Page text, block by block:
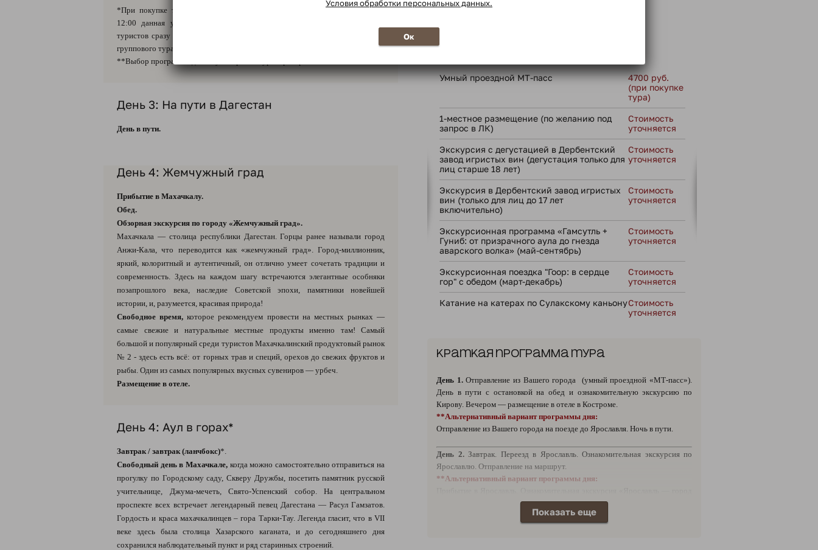
*При покупке туров от «Медвежий тракт», стартующих из Ярославля в
12:00 данная услуга не предоставляется. После прибытия в Ярославль
туристов сразу подвозят к основному автобусу, следующему по маршруту
группового тура.
**Выбор программы дня на усмотрение Туроператора.
День 3: На пути в Дагестан
День в пути.
День 4: Жемчужный град
Прибытие в Махачкалу.
Обед.
Обзорная экскурсия по городу «Жемчужный град».
Махачкала — столица республики Дагестан. Горцы ранее называли город
Анжи-Кала, что переводится как «жемчужный град». Город-миллионник,
яркий, колоритный и аутентичный, он отлично умеет сочетать традиции и
современность. Здесь на каждом шагу встречаются элегантные особняки
позапрошлого века, наследие Советской эпохи, памятники новейшей
истории, и, разумеется, красивая природа!
Свободное время, которое рекомендуем провести на местных рынках —
самые свежие и натуральные местные продукты именно там! Самый
большой и популярный среди туристов Махачкалинский продуктовый рынок
№ 2 - здесь есть всё: от горных трав и специй, орехов до свежих фруктов и
рыбы. Один из самых популярных вкусных сувениров — урбеч.
Размещение в отеле.
День 4: Аул в горах*
Завтрак / завтрак (ланчбокс)*.
Свободный день в Махачкале,когда можно самостоятельно отправиться на
прогулку по Городскому саду, Скверу Дружбы, посетить памятник русской
учительнице, Джума-мечеть, Свято-Успенский собор. На центральном
проспекте всех встречает легендарный певец Дагестана — Расул Гамзатов.
Гордость и краса махачкалинцев – гора Тарки-Тау. Легенда гласит, что в VII
веке здесь была столица Хазарского каганата, и до сегодняшнего дня
сохранился наблюдательный пункт и ряд старинных строений.
Умный проездной МТ-пасс
4700 руб.
(при покупке
тура)
1-местное размещение (по желанию под
запрос в ЛК)
Стоимость
уточняется
Экскурсия с дегустацией в Дербентский
завод игристых вин (дегустация только для
лиц старше 18 лет)
Стоимость
уточняется
Экскурсия в Дербентский завод игристых
вин (только для лиц до 17 лет
включительно)
Стоимость
уточняется
Экскурсионная программа «Гамсутль +
Гуниб: от призрачного аула до гнезда
аварского волка» (май-сентябрь)
Стоимость
уточняется
Экскурсионная поездка "Гоор: в сердце
гор" с обедом (март-декабрь)
Стоимость
уточняется
Катание на катерах по Сулакскому каньонуСтоимость
уточняется
Краткая программа тура
День 1.Отправление из Вашего города (умный проездной «МТ-пасс»).
День в пути с остановкой на обед и ознакомительную экскурсию по
Кирову. Вечером — размещение в отеле в Костроме.
**Альтернативный вариант программы дня:
Отправление из Вашего города на поезде до Ярославля. Ночь в пути.
День 2. Завтрак. Переезд в Ярославль. Ознакомительная экскурсия по
Ярославлю. Отправление на маршрут.
**Альтернативный вариант программы дня:
легенд». Сбор группы. Отправление на маршрут.
Показать еще
Условия обработки персональных данных.
Ок